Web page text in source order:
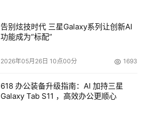
告别炫技时代 三星Galaxy系列让创新AI
功能成为“标配”
2026年05月26日 10点00分 1693
618 办公装备升级指南：AI 加持三星
Galaxy Tab S11 ，高效办公更顺心